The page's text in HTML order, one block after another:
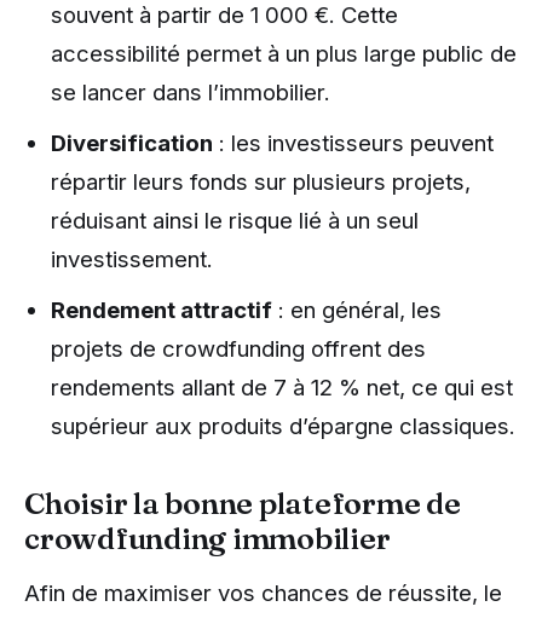
souvent à partir de 1 000 €. Cette
accessibilité permet à un plus large public de
se lancer dans l’immobilier.
Diversification : les investisseurs peuvent
répartir leurs fonds sur plusieurs projets,
réduisant ainsi le risque lié à un seul
investissement.
Rendement attractif : en général, les
projets de crowdfunding offrent des
rendements allant de 7 à 12 % net, ce qui est
supérieur aux produits d’épargne classiques.
Choisir la bonne plateforme de
crowdfunding immobilier
Afin de maximiser vos chances de réussite, le